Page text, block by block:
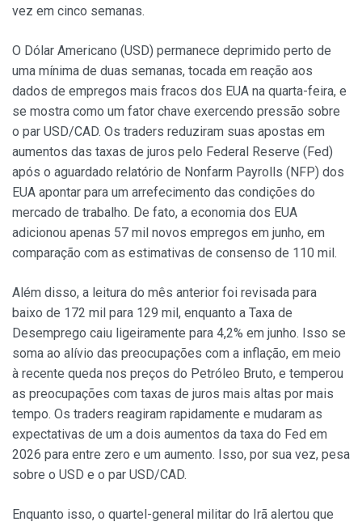
vez em cinco semanas.
O Dólar Americano (USD) permanece deprimido perto de
uma mínima de duas semanas, tocada em reação aos
dados de empregos mais fracos dos EUA na quarta-feira, e
se mostra como um fator chave exercendo pressão sobre
o par USD/CAD. Os traders reduziram suas apostas em
aumentos das taxas de juros pelo Federal Reserve (Fed)
após o aguardado relatório de Nonfarm Payrolls (NFP) dos
EUA apontar para um arrefecimento das condições do
mercado de trabalho. De fato, a economia dos EUA
adicionou apenas 57 mil novos empregos em junho, em
comparação com as estimativas de consenso de 110 mil.
Além disso, a leitura do mês anterior foi revisada para
baixo de 172 mil para 129 mil, enquanto a Taxa de
Desemprego caiu ligeiramente para 4,2% em junho. Isso se
soma ao alívio das preocupações com a inflação, em meio
à recente queda nos preços do Petróleo Bruto, e temperou
as preocupações com taxas de juros mais altas por mais
tempo. Os traders reagiram rapidamente e mudaram as
expectativas de um a dois aumentos da taxa do Fed em
2026 para entre zero e um aumento. Isso, por sua vez, pesa
sobre o USD e o par USD/CAD.
Enquanto isso, o quartel-general militar do Irã alertou que